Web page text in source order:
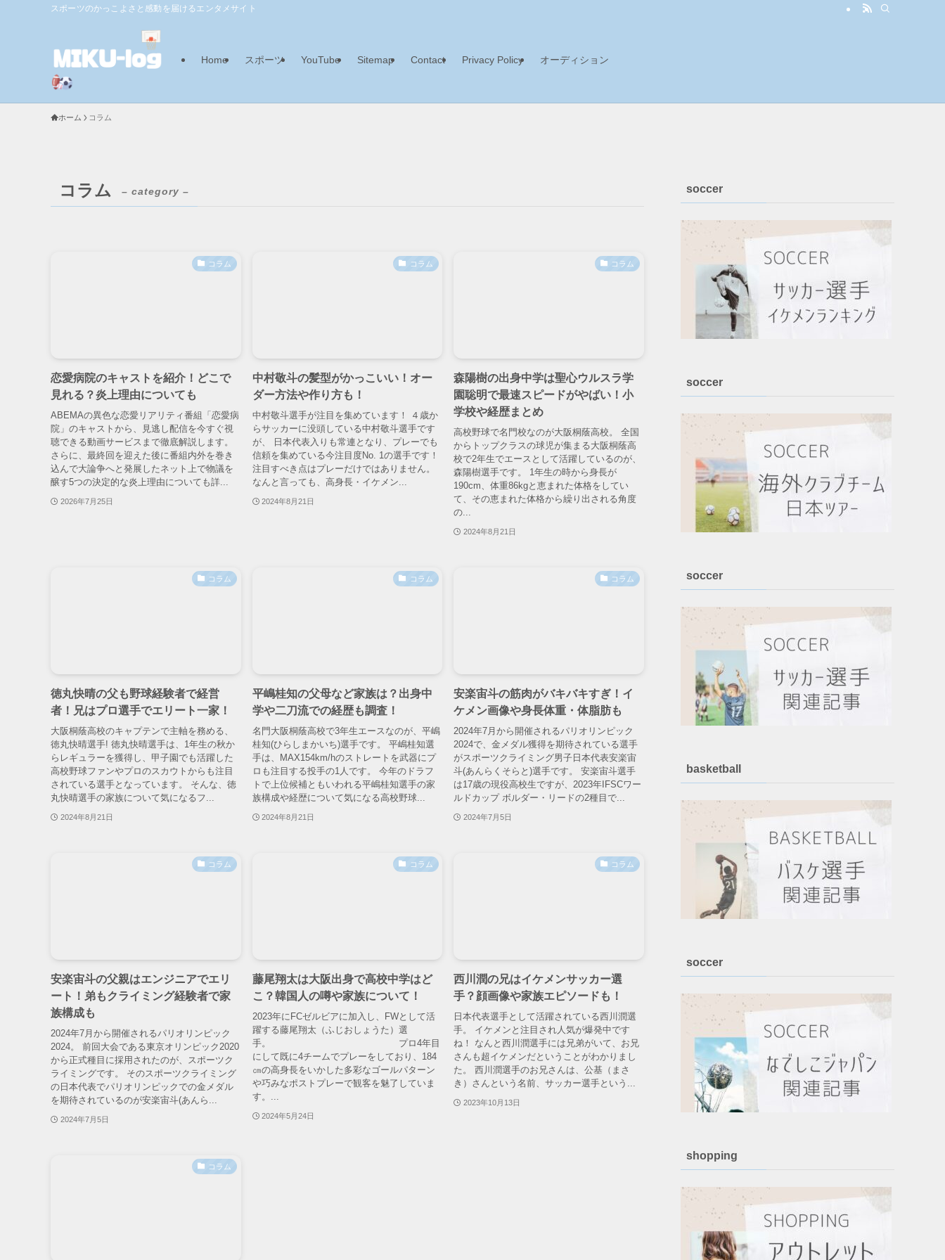
スポーツのかっこよさと感動を届けるエンタメサイト
Home スポーツ YouTube Sitemap Contact Privacy Policy オーディション
ホーム コラム
コラム – category –
コラム
恋愛病院のキャストを紹介！どこで
見れる？炎上理由についても
ABEMAの異色な恋愛リアリティ番組「恋愛病
院」のキャストから、見逃し配信を今すぐ視
聴できる動画サービスまで徹底解説します。
さらに、最終回を迎えた後に番組内外を巻き
込んで大論争へと発展したネット上で物議を
醸す5つの決定的な炎上理由についても詳...
2026年7月25日
コラム
中村敬斗の髪型がかっこいい！オー
ダー方法や作り方も！
中村敬斗選手が注目を集めています！ ４歳か
らサッカーに没頭している中村敬斗選手です
が、 日本代表入りも常連となり、プレーでも
信頼を集めている今注目度No. 1の選手です！
注目すべき点はプレーだけではありません。
なんと言っても、高身長・イケメン...
2024年8月21日
コラム
森陽樹の出身中学は聖心ウルスラ学
園聡明で最速スピードがやばい！小
学校や経歴まとめ
高校野球で名門校なのが大阪桐蔭高校。 全国
からトップクラスの球児が集まる大阪桐蔭高
校で2年生でエースとして活躍しているのが、
森陽樹選手です。 1年生の時から身長が
190cm、体重86kgと恵まれた体格をしてい
て、その恵まれた体格から繰り出される角度
の...
2024年8月21日
コラム
徳丸快晴の父も野球経験者で経営
者！兄はプロ選手でエリート一家！
大阪桐蔭高校のキャプテンで主軸を務める、
徳丸快晴選手! 徳丸快晴選手は、1年生の秋か
らレギュラーを獲得し、甲子園でも活躍した
高校野球ファンやプロのスカウトからも注目
されている選手となっています。 そんな、徳
丸快晴選手の家族について気になるフ...
2024年8月21日
コラム
平嶋桂知の父母など家族は？出身中
学や二刀流での経歴も調査！
名門大阪桐蔭高校で3年生エースなのが、平嶋
桂知(ひらしまかいち)選手です。 平嶋桂知選
手は、MAX154km/hのストレートを武器にプ
ロも注目する投手の1人です。 今年のドラフ
トで上位候補ともいわれる平嶋桂知選手の家
族構成や経歴について気になる高校野球...
2024年8月21日
コラム
安楽宙斗の筋肉がバキバキすぎ！イ
ケメン画像や身長体重・体脂肪も
2024年7月から開催されるパリオリンピック
2024で、金メダル獲得を期待されている選手
がスポーツクライミング男子日本代表安楽宙
斗(あんらくそらと)選手です。 安楽宙斗選手
は17歳の現役高校生ですが、2023年IFSCワー
ルドカップ ボルダー・リードの2種目で...
2024年7月5日
コラム
安楽宙斗の父親はエンジニアでエリ
ート！弟もクライミング経験者で家
族構成も
2024年7月から開催されるパリオリンピック
2024。 前回大会である東京オリンピック2020
から正式種目に採用されたのが、スポーツク
ライミングです。 そのスポーツクライミング
の日本代表でパリオリンピックでの金メダル
を期待されているのが安楽宙斗(あんら...
2024年7月5日
コラム
藤尾翔太は大阪出身で高校中学はど
こ？韓国人の噂や家族について！
2023年にFCゼルビアに加入し、FWとして活
躍する藤尾翔太（ふじおしょうた）選
手。 プロ4年目
にして既に4チームでプレーをしており、184
㎝の高身長をいかした多彩なゴールパターン
や巧みなポストプレーで観客を魅了していま
す。...
2024年5月24日
コラム
西川潤の兄はイケメンサッカー選
手？顔画像や家族エピソードも！
日本代表選手として活躍されている西川潤選
手。 イケメンと注目され人気が爆発中です
ね！ なんと西川潤選手には兄弟がいて、お兄
さんも超イケメンだということがわかりまし
た。 西川潤選手のお兄さんは、公基（まさ
き）さんという名前、サッカー選手という...
2023年10月13日
コラム
soccer
soccer
soccer
basketball
soccer
shopping